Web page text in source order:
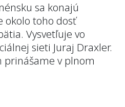
sa konajú
okolo toho dosť
Vysvetľuje vo
sieti Juraj Draxler.
prinášame v plnom